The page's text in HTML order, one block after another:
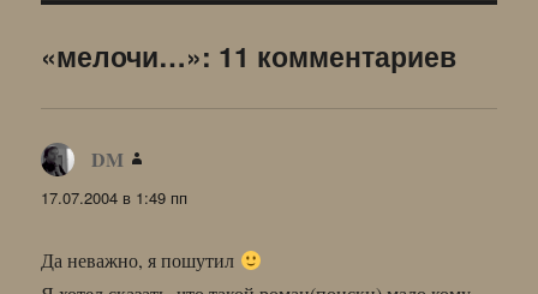
«мелочи…»: 11 комментариев
DM
17.07.2004 в 1:49 пп
Да неважно, я пошутил